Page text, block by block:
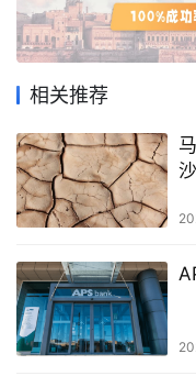
南
耳
他
移
民
学
教
育
相关推荐